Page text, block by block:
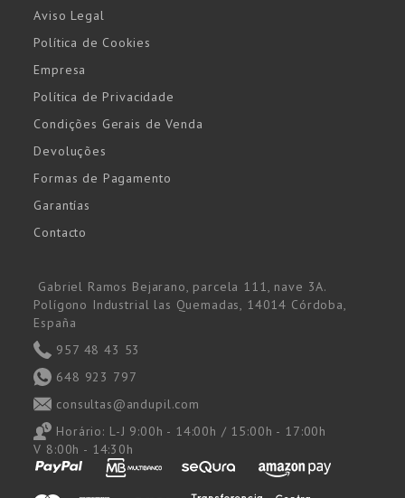
Aviso Legal
Política de Cookies
Empresa
Política de Privacidade
Condições Gerais de Venda
Devoluções
Formas de Pagamento
Garantías
Contacto
Gabriel Ramos Bejarano, parcela 111, nave 3A.
Polígono Industrial las Quemadas, 14014 Córdoba,
España
957 48 43 53
648 923 797
consultas@andupil.com
Horário: L-J 9:00h - 14:00h / 15:00h - 17:00h
V 8:00h - 14:30h